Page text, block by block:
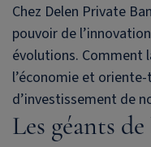
Chez Delen Private
pouvoir de
évolutions. Comment
l’économie et
d’investissement de
Les géants